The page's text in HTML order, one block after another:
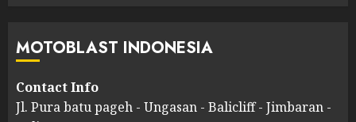
MOTOBLAST INDONESIA
Contact Info
Jl. Pura batu pageh - Ungasan - Balicliff - Jimbaran -